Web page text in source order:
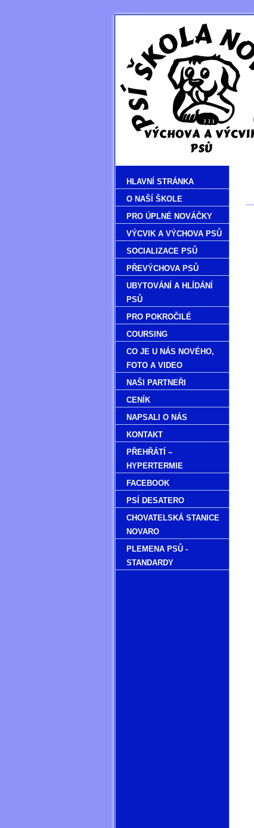
HLAVNÍ STRÁNKA
O NAŠÍ ŠKOLE
PRO ÚPLNÉ NOVÁČKY
VÝCVIK A VÝCHOVA PSŮ
SOCIALIZACE PSŮ
PŘEVÝCHOVA PSŮ
UBYTOVÁNÍ A HLÍDÁNÍ
PSŮ
PRO POKROČILÉ
COURSING
CO JE U NÁS NOVÉHO‚
FOTO A VIDEO
NAŠI PARTNEŘI
CENÍK
NAPSALI O NÁS
KONTAKT
PŘEHŘÁTÍ –
HYPERTERMIE
FACEBOOK
PSÍ DESATERO
CHOVATELSKÁ STANICE
NOVARO
PLEMENA PSŮ -
STANDARDY